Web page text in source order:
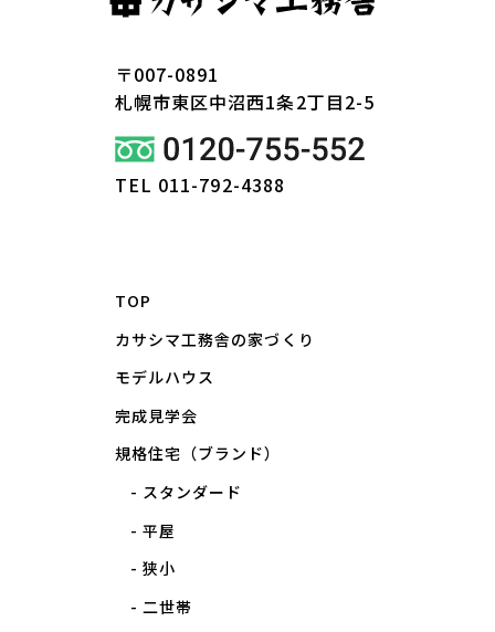
〒007-0891
札幌市東区中沼西1条2丁目2-5
TEL 011-792-4388
TOP
カサシマ工務舎の家づくり
モデルハウス
完成見学会
規格住宅（ブランド）
スタンダード
平屋
狭小
二世帯